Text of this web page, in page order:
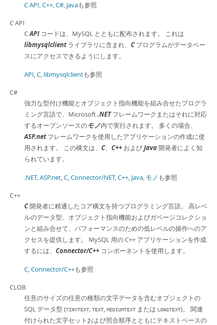
C API,C++,C#, Javaも参照
C API
CAPIコードは、MySQL とともに配布されます。 これは
libmysqlclientライブラリに含まれ、 Cプログラムがデータベー
スにアクセスできるようにします。
API,C, libmysqlclientも参照
C#
強力な型付け機能とオブジェクト指向機能を組み合せたプログラ
ミング言語で、Microsoft.NETフレームワークまたはそれに対応
するオープンソースのモノ内で実行されます。 多くの場合、
ASP.netフレームワークを使用したアプリケーションの作成に使
用されます。 この構文は、 C、 C++ およびJava開発者によく知
られています。
.NET,ASP.net,C,Connector/NET,C++, Java, モノ も参照
C++
C開発者に精通したコア構文を持つプログラミング言語。 高レベ
ルのデータ型、オブジェクト指向機能およびガベージコレクショ
ンと組み合せて、パフォーマンスのための低レベルの操作へのア
クセスを提供します。 MySQL 用の C++ アプリケーションを作成
するには、 Connector/C++ コンポーネントを使用します。
C,Connector/C++も参照
CLOB
任意のサイズの任意の種類の文字データを含むオブジェクトの
SQL データ型 (TINYTEXT, TEXT, MEDIUMTEXT または LONGTEXT)。 関連
付けられた文字セットおよび照合順序とともにテキストベースの